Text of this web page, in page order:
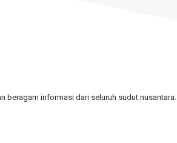
beragam informasi dari seluruh sudut nusantara.